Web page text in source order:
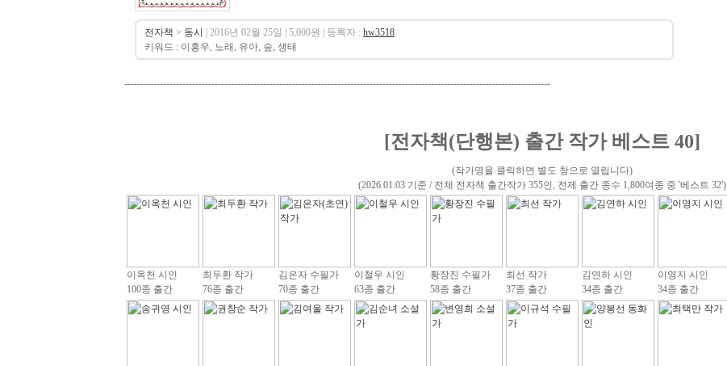
전자책 > 동시 | 2016년 02월 25일 | 5,000원 | 등록자 : hw3518
키워드 : 이흥우, 노래, 유아, 숲, 생태
------------------------------------------------------------------------------------------------------------------------------------
[전자책(단행본) 출간 작가 베스트 40]
(작가명을 클릭하면 별도 창으로 열립니다)
(2026.01.03 기준 / 전체 전자책 출간작가 355인, 전제 출간 종수 1,800여종 중 '베스트 32')
이옥천 시인
100종 출간
최두환 작가
76종 출간
김은자 수필가
70종 출간
이철우 시인
63종 출간
황장진 수필가
58종 출간
최선 작가
37종 출간
김연하 시인
34종 출간
이영지 시인
34종 출간